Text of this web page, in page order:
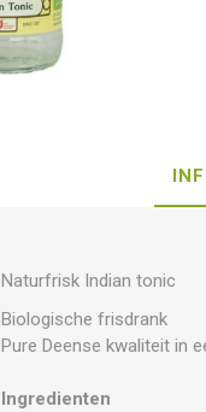
Naturfrisk Indian tonic
Biologische frisdrank
Pure Deense kwaliteit in
Ingredienten